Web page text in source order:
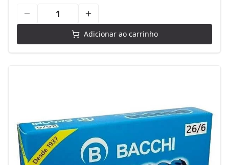
Adicionar ao carrinho